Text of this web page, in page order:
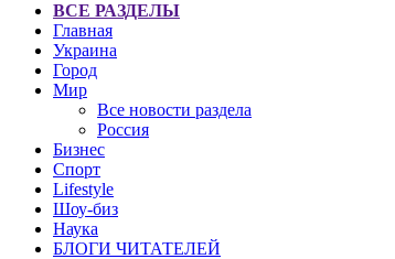
ВСЕ РАЗДЕЛЫ
Главная
Украина
Город
Мир
Все новости раздела
Россия
Бизнес
Спорт
Lifestyle
Шоу-биз
Наука
БЛОГИ ЧИТАТЕЛЕЙ